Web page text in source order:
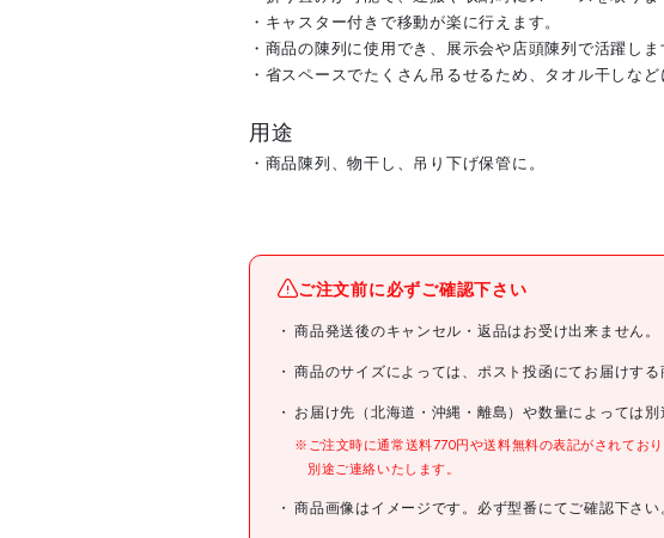
・キャスター付きで移動が楽に行えます。
・商品の陳列に使用でき、展示会や店頭陳列で活躍しま
・省スペースでたくさん吊るせるため、タオル干しなど
用途
・商品陳列、物干し、吊り下げ保管に。
ブランド名 TRUSCO
商品名
TRUSCO 折り畳みハンガー
き)1200×900×H1500
型式 FHR-A1215
メーカー希望小売価格 33000円(税抜)
ご注文前に必ずご確認下さい
商品発送後のキャンセル・返品はお受け出来ません。
商品のサイズによっては、ポスト投函にてお届けする
お届け先（北海道・沖縄・離島）や数量によっては別
※ご注文時に通常送料770円や送料無料の表記がされており
別途ご連絡いたします。
商品画像はイメージです。必ず型番にてご確認下さい